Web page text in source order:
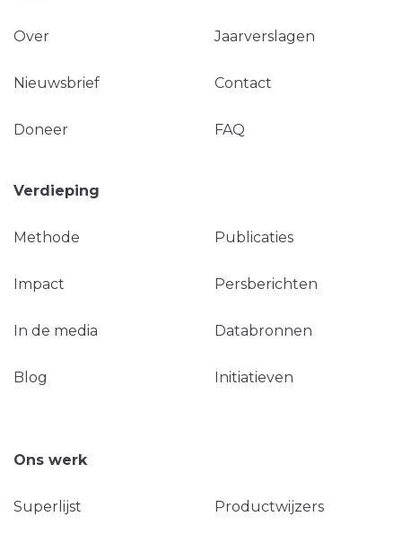
Over Jaarverslagen
Nieuwsbrief Contact
Doneer FAQ
Verdieping
Methode Publicaties
Impact Persberichten
In de media Databronnen
Blog Initiatieven
Ons werk
Superlijst Productwijzers